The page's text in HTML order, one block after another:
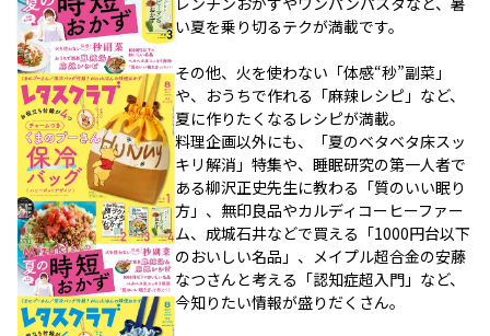
い夏を乗り切るテクが満載です。
その他、火を使わない「体感“秒”副菜」
や、おうちで作れる「麻辣レシピ」など、
夏に作りたくなるレシピが満載。
料理企画以外にも、「夏のベタベタ床スッ
キリ解消」特集や、睡眠研究の第一人者で
ある柳沢正史先生に教わる「質のいい眠り
方」、無印良品やカルディコーヒーファー
ム、成城石井などで買える「1000円台以下
のおいしい名品」、メイプル超合金の安藤
なつさんと考える「認知症超入門」など、
今知りたい情報が盛りだくさん。